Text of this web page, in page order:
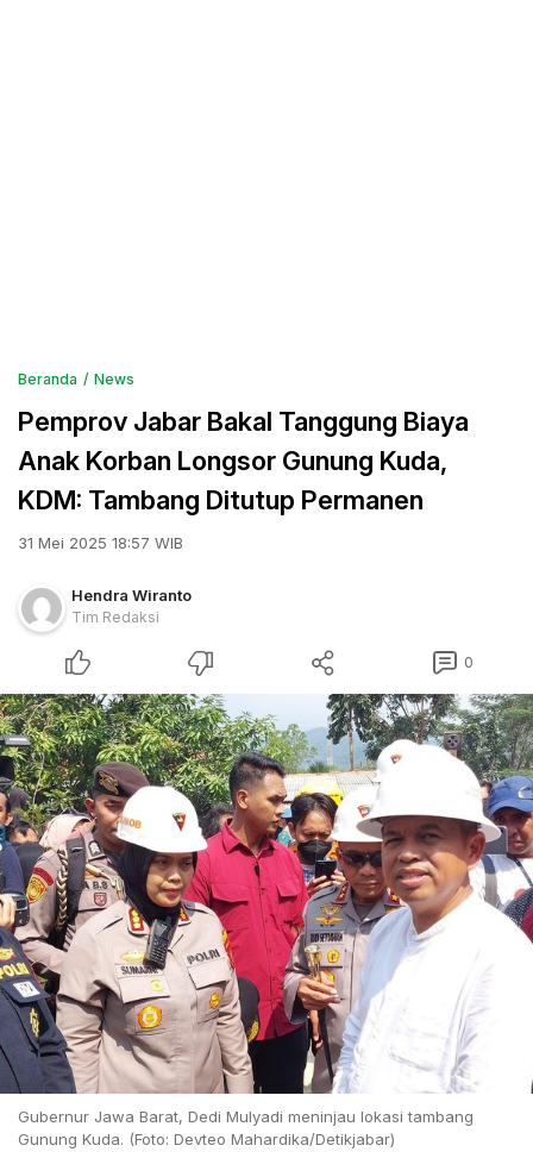
Beranda News
Pemprov Jabar Bakal Tanggung Biaya
Anak Korban Longsor Gunung Kuda,
KDM: Tambang Ditutup Permanen
31 Mei 2025 18:57 WIB
Hendra Wiranto
Tim Redaksi
0
Gubernur Jawa Barat, Dedi Mulyadi meninjau lokasi tambang
Gunung Kuda. (Foto: Devteo Mahardika/Detikjabar)